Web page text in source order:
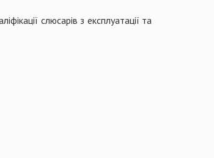
слюсарів з експлуатації та